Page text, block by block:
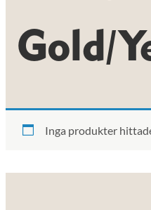
Gold/
Inga produkter